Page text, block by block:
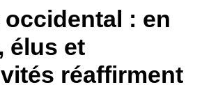
occidental : en
élus et
réaffirment